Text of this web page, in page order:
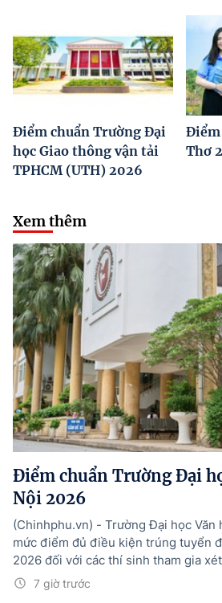
Điểm chuẩn Trường Đại
học Giao thông vận tải
TPHCM (UTH) 2026
Điểm
Thơ
Xem thêm
Điểm chuẩn Trường Đại
Nội 2026
7 giờ trước
(Chinhphu.vn) - Trường Đại học Văn
mức điểm đủ điều kiện trúng tuyển
2026 đối với các thí sinh tham gia